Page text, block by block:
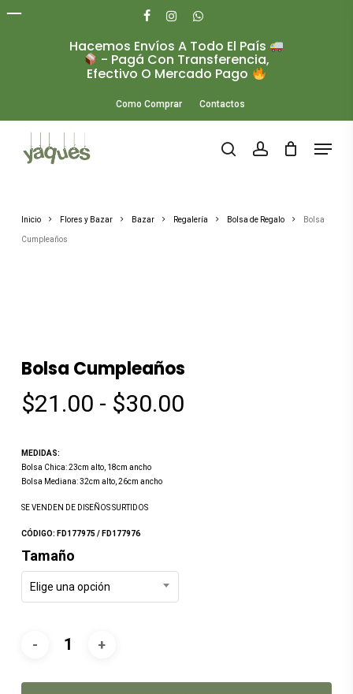
Hacemos Envíos A Todo El País
- Pagá Con Transferencia,
Efectivo O Mercado Pago
Como Comprar Contactos
search account
Menu
Inicio Flores y Bazar Bazar Regalería Bolsa de Regalo Bolsa
Cumpleaños
Bolsa Cumpleaños
$21.00 - $30.00Rango
MEDIDAS:
Bolsa Chica: 23cm alto, 18cm ancho
Bolsa Mediana: 32cm alto, 26cm ancho
SE VENDEN DE DISEÑOS SURTIDOS
CÓDIGO: FD177975 / FD177976
Tamaño
Elige una opción